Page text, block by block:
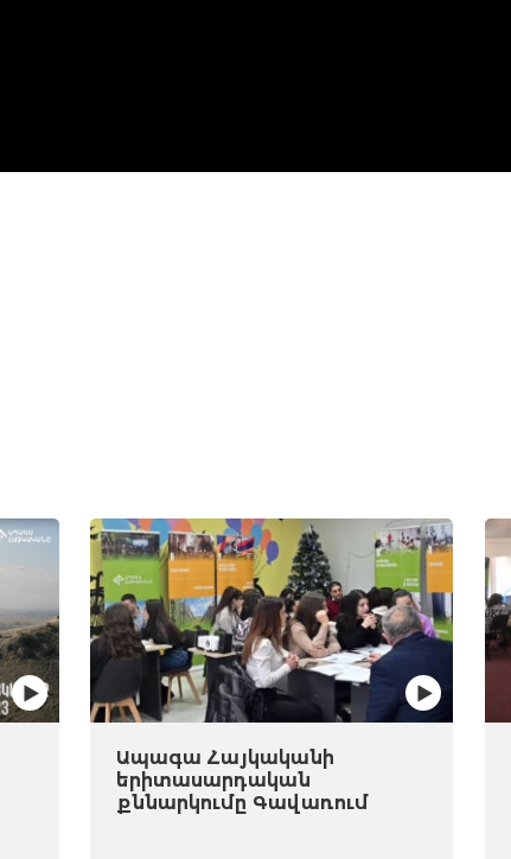
Ապագա Հայկականի
երիտասարդական
քննարկումը Գավառում